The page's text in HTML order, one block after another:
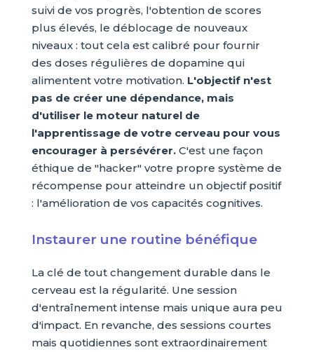
suivi de vos progrès, l'obtention de scores
plus élevés, le déblocage de nouveaux
niveaux : tout cela est calibré pour fournir
des doses régulières de dopamine qui
alimentent votre motivation. L'objectif n'est
pas de créer une dépendance, mais
d'utiliser le moteur naturel de
l'apprentissage de votre cerveau pour vous
encourager à persévérer.C'est une façon
éthique de "hacker" votre propre système de
récompense pour atteindre un objectif positif
: l'amélioration de vos capacités cognitives.
Instaurer une routine bénéfique
La clé de tout changement durable dans le
cerveau est la régularité. Une session
d'entraînement intense mais unique aura peu
d'impact. En revanche, des sessions courtes
mais quotidiennes sont extraordinairement